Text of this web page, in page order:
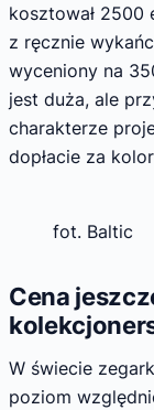
kosztował 2500
z ręcznie
wyceniony na
jest duża, ale
charakterze
dopłacie za
fot. Baltic
Cena
W świecie
poziom